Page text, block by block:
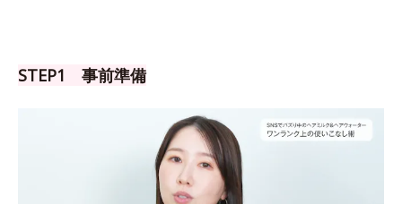
STEP1 事前準備